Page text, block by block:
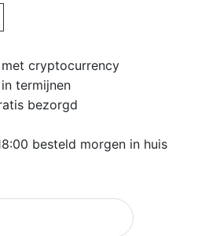
cryptocurrency
termijnen
bezorgd
besteld morgen in huis